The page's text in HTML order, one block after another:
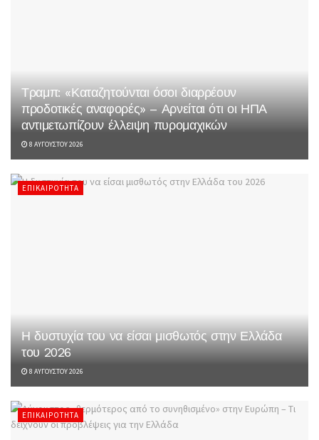
Τραμπ: «Καταζητούνται όσοι διαρρέουν
προδοτικές αναφορές» – Αρνείται ότι οι ΗΠΑ
αντιμετωπίζουν έλλειψη πυρομαχικών
8 ΑΥΓΟΎΣΤΟΥ 2026
ΕΠΙΚΑΙΡΌΤΗΤΑ
Η δυστυχία του να είσαι μισθωτός στην Ελλάδα
του 2026
8 ΑΥΓΟΎΣΤΟΥ 2026
ΕΠΙΚΑΙΡΌΤΗΤΑ